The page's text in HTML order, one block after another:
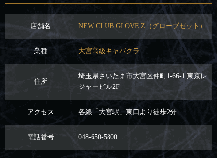
店舗名 NEW CLUB GLOVE Z（グローブゼット）
業種 大宮高級キャバクラ
住所
埼玉県さいたま市大宮区仲町1-66-1 東京レ
ジャービル2F
アクセス 各線「大宮駅」東口より徒歩2分
電話番号 048-650-5800